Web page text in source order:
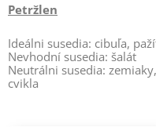
Petržlen
Ideálni susedia: cibuľa,
Nevhodní susedia: šalát
Neutrálni susedia:
cvikla